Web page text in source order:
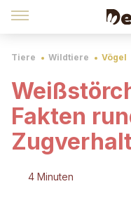
Tiere Wildtiere Vögel
Fakten
4 Minuten